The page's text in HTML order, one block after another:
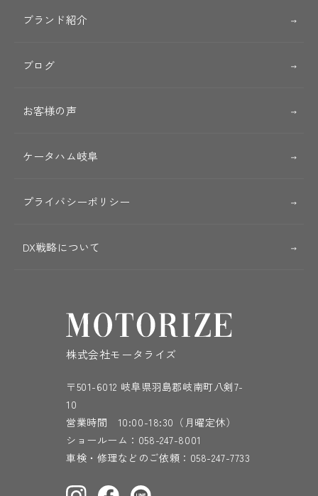
ブランド紹介
ブログ
お客様の声
ケータハム岐阜
プライバシーポリシー
DX戦略について
株式会社モータライズ
〒501-6012 岐阜県羽島郡岐南町八剣7-
10
営業時間 10:00-18:30（月曜定休）
ショールーム： 058-247-8001
車検・修理などのご依頼： 058-247-7733